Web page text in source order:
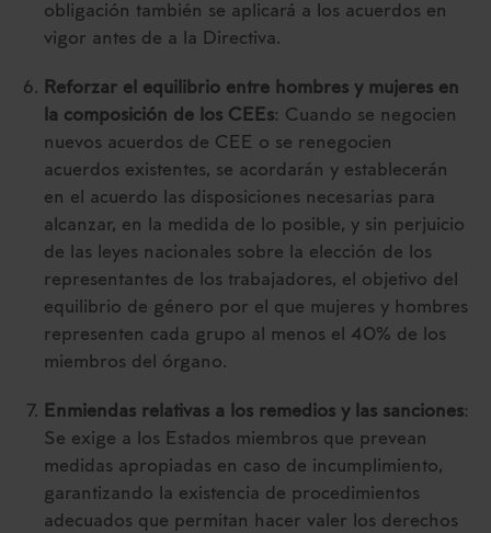
obligación también se aplicará a los acuerdos en
vigor antes de a la Directiva.
Reforzar el equilibrio entre hombres y mujeres en
la composición de los CEEs: Cuando se negocien
nuevos acuerdos de CEE o se renegocien
acuerdos existentes, se acordarán y establecerán
en el acuerdo las disposiciones necesarias para
alcanzar, en la medida de lo posible, y sin perjuicio
de las leyes nacionales sobre la elección de los
representantes de los trabajadores, el objetivo del
equilibrio de género por el que mujeres y hombres
representen cada grupo al menos el 40% de los
miembros del órgano.
Enmiendas relativas a los remedios y las sanciones:
Se exige a los Estados miembros que prevean
medidas apropiadas en caso de incumplimiento,
garantizando la existencia de procedimientos
adecuados que permitan hacer valer los derechos